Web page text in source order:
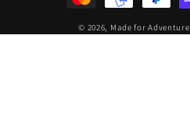
© 2026, Made for Adventure